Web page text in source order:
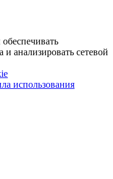
анализировать сетевой
использования